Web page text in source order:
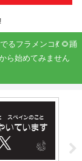
るフラメンコ💃 🌻踊
ら始めてみません